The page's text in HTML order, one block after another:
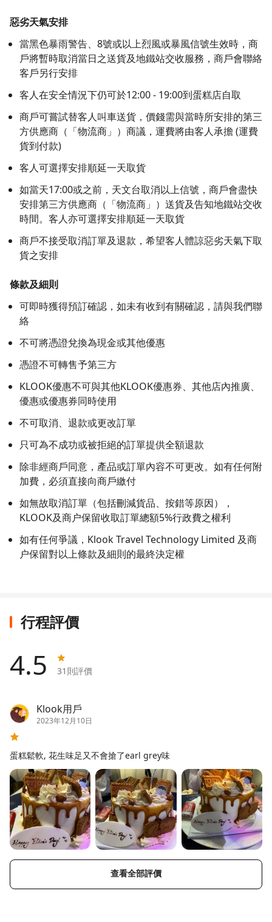
惡劣天氣安排
當黑色暴雨警告、8號或以上烈風或暴風信號生效時，商
戶將暫時取消當日之送貨及地鐵站交收服務，商戶會聯絡
客戶另行安排
客人在安全情況下仍可於12:00 - 19:00到蛋糕店自取
商戶可嘗試替客人叫車送貨，價錢需與當時所安排的第三
方供應商（「物流商」）商議，運費將由客人承擔 (運費
貨到付款)
客人可選擇安排順延一天取貨
如當天17:00或之前，天文台取消以上信號，商戶會盡快
安排第三方供應商（「物流商」）送貨及告知地鐵站交收
時間。客人亦可選擇安排順延一天取貨
商戶不接受取消訂單及退款，希望客人體諒惡劣天氣下取
貨之安排
條款及細則
可即時獲得預訂確認，如未有收到有關確認，請與我們聯
絡
不可將憑證兌換為現金或其他優惠
憑證不可轉售予第三方
KLOOK優惠不可與其他KLOOK優惠券、其他店內推廣、
優惠或優惠券同時使用
不可取消、退款或更改訂單
只可為不成功或被拒絕的訂單提供全額退款
除非經商戶同意，產品或訂單內容不可更改。如有任何附
加費，必須直接向商戶繳付
如無故取消訂單（包括刪減貨品、按錯等原因），
KLOOK及商户保留收取訂單總額5%行政費之權利
如有任何爭議，Klook Travel Technology Limited 及商
户保留對以上條款及細則的最終決定權
行程評價
4.5 31 則評價
Klook用戶
2023年12月10日
蛋糕鬆軟, 花生味足又不會搶了earl grey味
查看全部評價